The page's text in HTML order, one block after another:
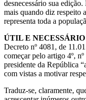
desnecessário sua
mais quando diz respeito
representa toda a
ÚTIL E NECESSÁRIO
Decreto nº 4081, de
começar pelo artigo 4º,
presidente da República
com vistas a motivar
Traduz-se, claramente,